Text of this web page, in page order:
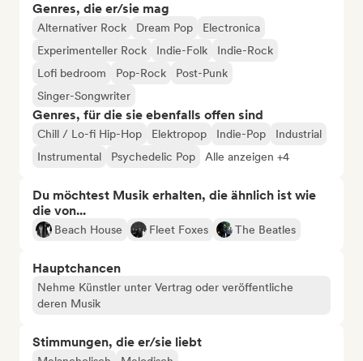
Genres, die er/sie mag
Alternativer Rock Dream Pop
Electronica
Experimenteller Rock
Indie-Folk
Indie-Rock
Lofi bedroom
Pop-Rock
Post-Punk
Singer-Songwriter
Genres, für die sie ebenfalls offen sind
Chill / Lo-fi Hip-Hop Elektropop Indie-Pop
Industrial
Instrumental
Psychedelic Pop Alle anzeigen +4
Du möchtest Musik erhalten, die ähnlich ist wie
die von...
Beach House Fleet Foxes The Beatles
Hauptchancen
Nehme Künstler unter Vertrag oder veröffentliche
deren Musik
Stimmungen, die er/sie liebt